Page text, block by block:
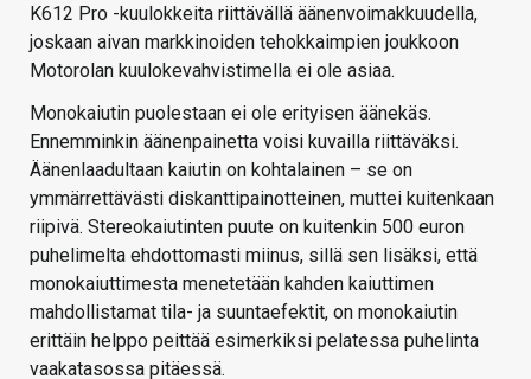
K612 Pro -kuulokkeita riittävällä äänenvoimakkuudella,
joskaan aivan markkinoiden tehokkaimpien joukkoon
Motorolan kuulokevahvistimella ei ole asiaa.
Monokaiutin puolestaan ei ole erityisen äänekäs.
Ennemminkin äänenpainetta voisi kuvailla riittäväksi.
Äänenlaadultaan kaiutin on kohtalainen – se on
ymmärrettävästi diskanttipainotteinen, muttei kuitenkaan
riipivä. Stereokaiutinten puute on kuitenkin 500 euron
puhelimelta ehdottomasti miinus, sillä sen lisäksi, että
monokaiuttimesta menetetään kahden kaiuttimen
mahdollistamat tila- ja suuntaefektit, on monokaiutin
erittäin helppo peittää esimerkiksi pelatessa puhelinta
vaakatasossa pitäessä.